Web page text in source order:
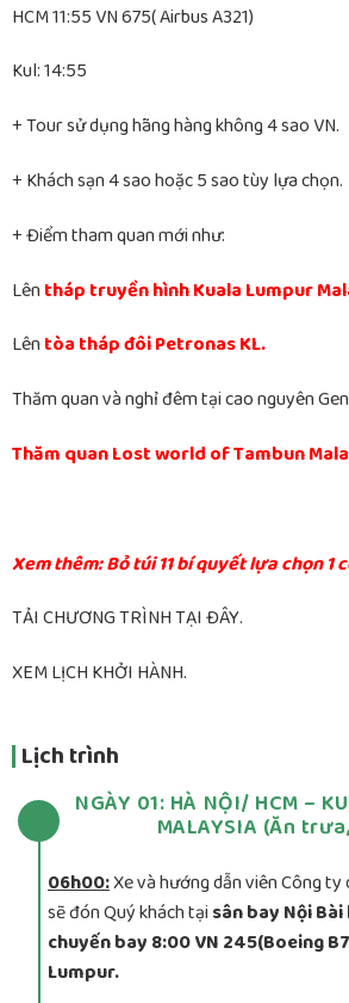
HCM 11:55 VN 675( Airbus A321)
Kul: 14:55
+ Tour sử dụng hãng hàng không 4 sao VN.
+ Khách sạn 4 sao hoặc 5 sao tùy lựa chọn.
+ Điểm tham quan mới như:
Lêntháp truyền hình Kuala Lumpur
Lêntòa tháp đôi Petronas KL.
Thăm quan và nghỉ đêm tại cao nguyên
Thăm quan Lost world of Tambun
Xem thêm: Bỏ túi 11 bí quyết lựa chọn 1
TẢI CHƯƠNG TRÌNH TẠI ĐÂY.
XEM LỊCH KHỞI HÀNH.
Lịch trình
NGÀY 01: HÀ NỘI/ HCM –
MALAYSIA (Ăn
06h00:Xe và hướng dẫn viên Công
sẽ đón Quý khách tại sân bay Nội
chuyến bay 8:00 VN 245(Boeing
Lumpur.